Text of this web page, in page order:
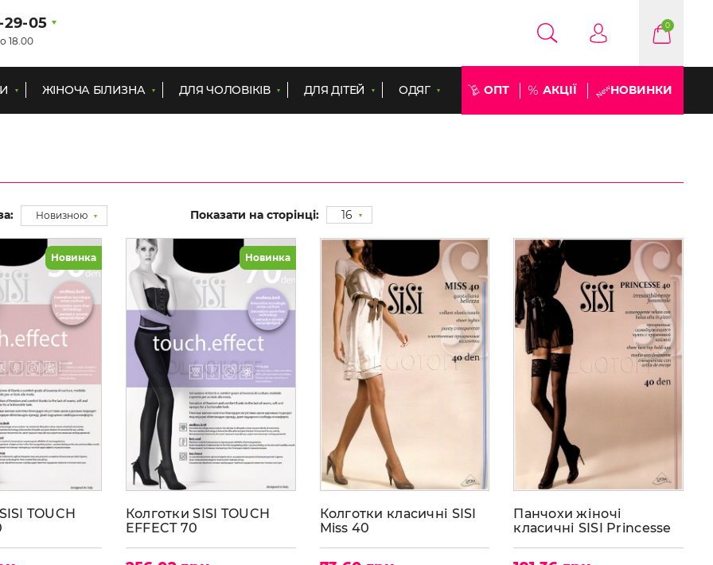
29-05
18.00
0
ЖІНОЧА БІЛИЗНА ДЛЯ ЧОЛОВІКІВ ДЛЯ ДІТЕЙ ОДЯГ ОПТ АКЦІЇ НОВИНКИ
Новизною Показати на сторінці: 16
Новинка
TOUCH
Новинка
Колготки SISI TOUCH
EFFECT 70
Колготки класичні SISI
Miss 40
Панчохи жіночі
класичні SISI Princesse